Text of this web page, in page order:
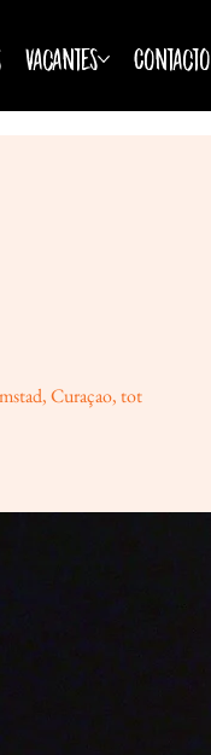
Vacantes Contacto
Curaçao, tot